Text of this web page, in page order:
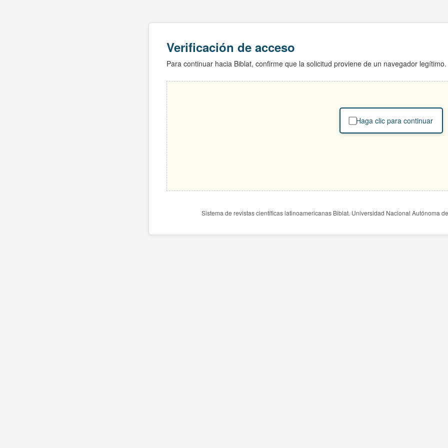
Verificación de acceso
Para continuar hacia Biblat, confirme que la solicitud proviene de un navegador legítimo.
Haga clic para continuar
Sistema de revistas científicas latinoamericanas Biblat. Universidad Nacional Autónoma